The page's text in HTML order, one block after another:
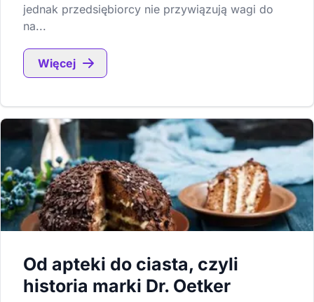
jednak przedsiębiorcy nie przywiązują wagi do
na...
Więcej
Od apteki do ciasta, czyli
historia marki Dr. Oetker